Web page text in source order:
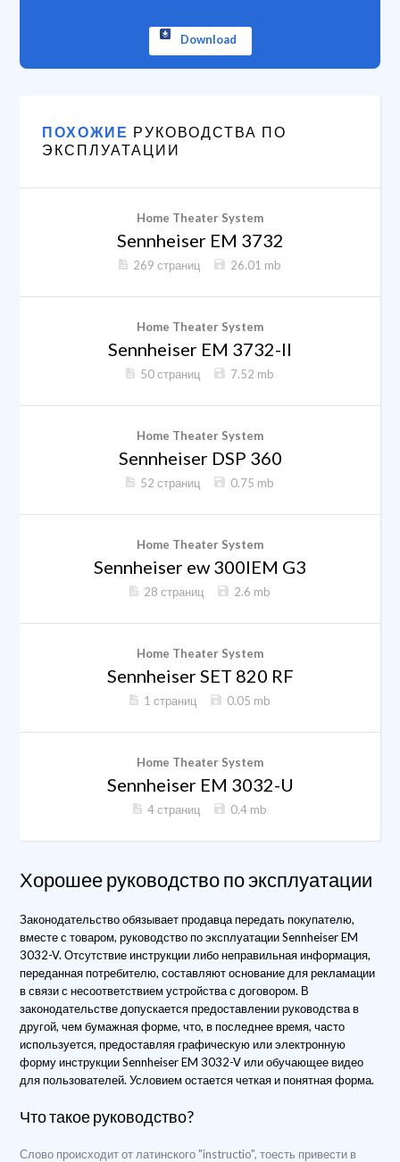
Download
ПОХОЖИЕ РУКОВОДСТВА ПО
ЭКСПЛУАТАЦИИ
Home Theater System
Sennheiser EM 3732
269 страниц 26.01 mb
Home Theater System
Sennheiser EM 3732-II
50 страниц 7.52 mb
Home Theater System
Sennheiser DSP 360
52 страниц 0.75 mb
Home Theater System
Sennheiser ew 300IEM G3
28 страниц 2.6 mb
Home Theater System
Sennheiser SET 820 RF
1 страниц 0.05 mb
Home Theater System
Sennheiser EM 3032-U
4 страниц 0.4 mb
Хорошее руководство по эксплуатации
Законодательство обязывает продавца передать покупателю,
вместе с товаром, руководство по эксплуатации Sennheiser EM
3032-V. Отсутствие инструкции либо неправильная информация,
переданная потребителю, составляют основание для рекламации
в связи с несоответствием устройства с договором. В
законодательстве допускается предоставлении руководства в
другой, чем бумажная форме, что, в последнее время, часто
используется, предоставляя графическую или электронную
форму инструкции Sennheiser EM 3032-V или обучающее видео
для пользователей. Условием остается четкая и понятная форма.
Что такое руководство?
Слово происходит от латинского "instructio", тоесть привести в